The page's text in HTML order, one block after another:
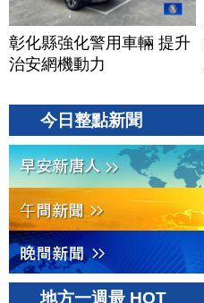
彰化縣強化警用車輛 提升
治安網機動力
今日整點新聞
地方一週最 HOT